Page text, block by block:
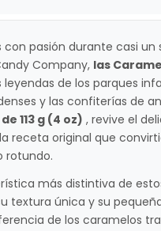
con pasión durante casi un
Company, las
de los parques
y las confiterías de
de 113 g (4 oz) , revive el
receta original que
rotundo.
más distintiva de
textura única y su
de los caramelos